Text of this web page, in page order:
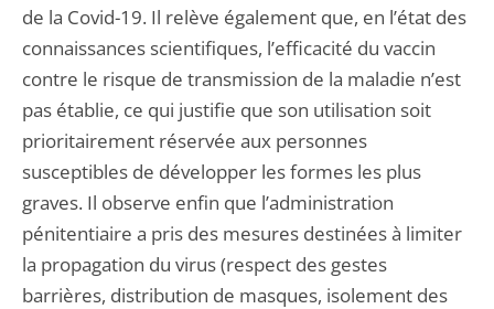
de la Covid-19. Il relève également que, en l’état des
connaissances scientifiques, l’efficacité du vaccin
contre le risque de transmission de la maladie n’est
pas établie, ce qui justifie que son utilisation soit
prioritairement réservée aux personnes
susceptibles de développer les formes les plus
graves. Il observe enfin que l’administration
pénitentiaire a pris des mesures destinées à limiter
la propagation du virus (respect des gestes
barrières, distribution de masques, isolement des